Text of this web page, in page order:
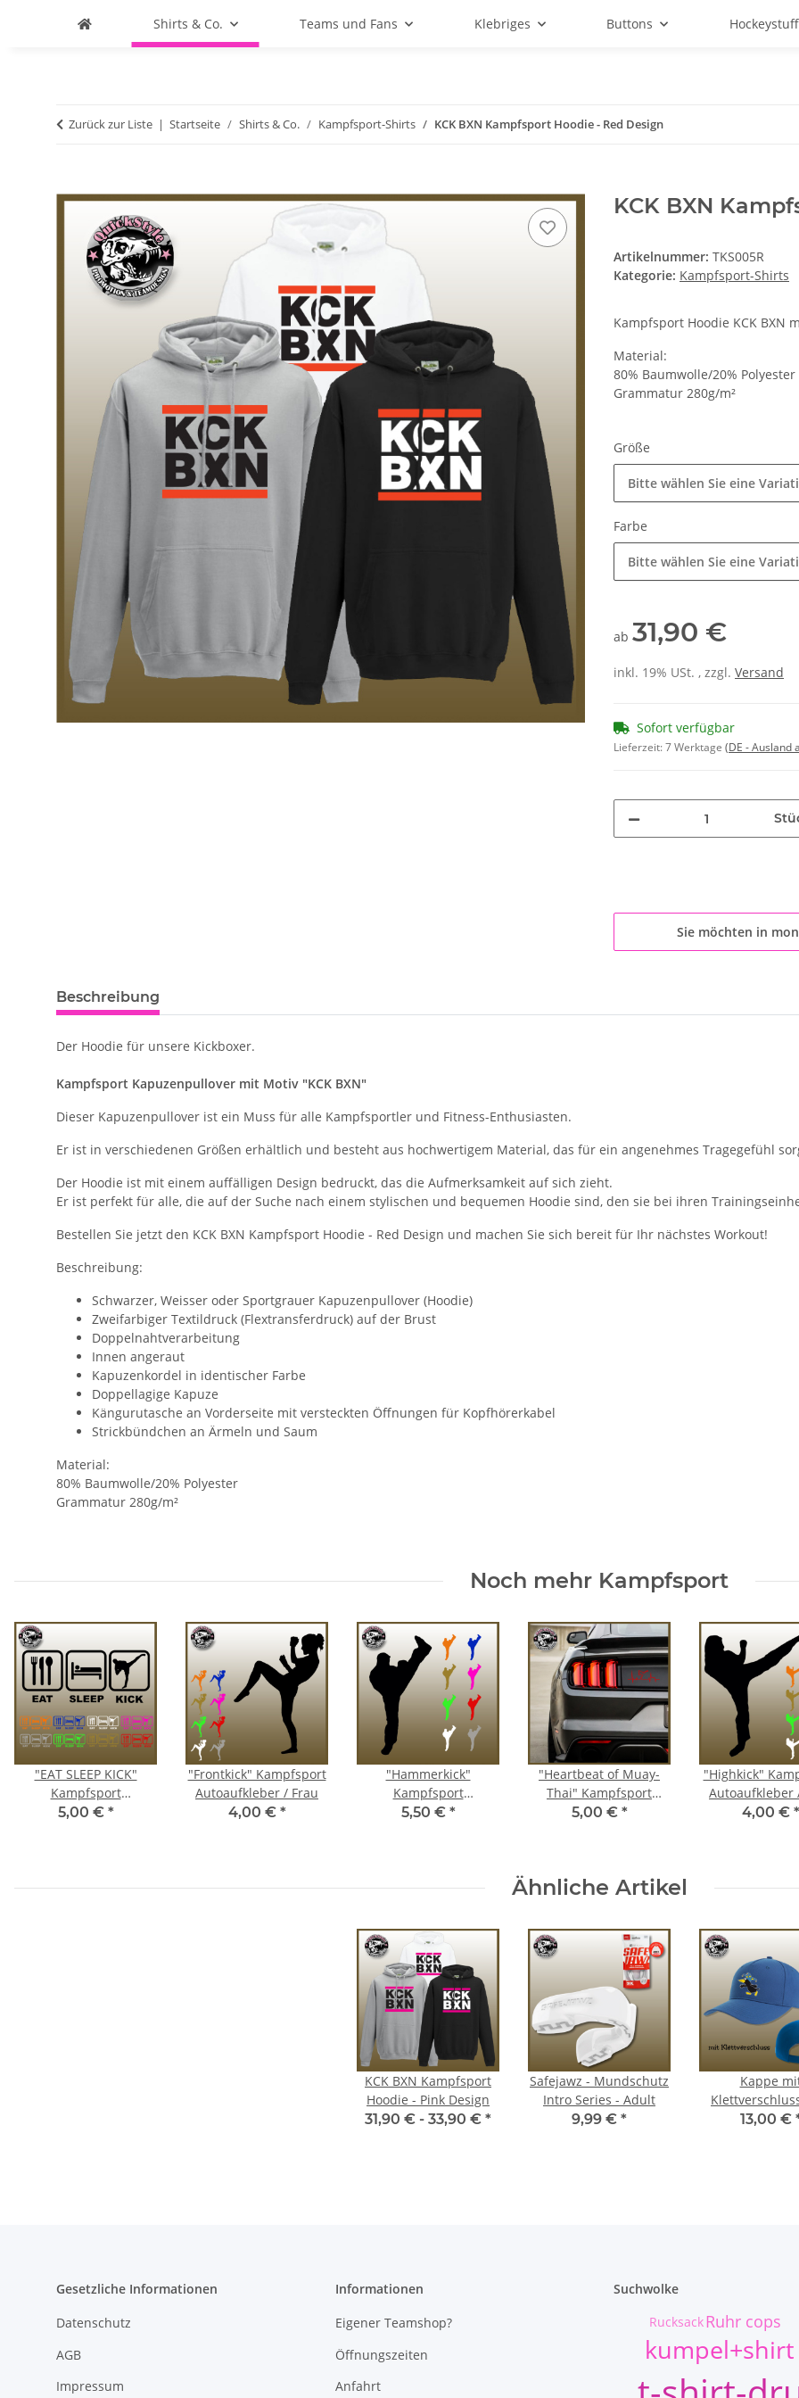
Shirts & Co. Teams und Fans Klebriges Buttons Hockeystuff
Zurück zur Liste Startseite Shirts & Co. Kampfsport-Shirts KCK BXN Kampfsport Hoodie - Red Design
KCK BXN
Artikelnummer: TKS005R
Kategorie: Kampfsport-Shirts
Kampfsport Hoodie KCK BXN
Material:
80% Baumwolle/20% Polyester
Grammatur 280g/m²
Größe
Bitte wählen Sie eine
Farbe
Bitte wählen Sie eine
ab 31,90 €
inkl. 19% USt. , zzgl. Versand
Sofort verfügbar
Lieferzeit:7 Werktage (DE - Ausland
Sie möchten in
Beschreibung
Der Hoodie für unsere Kickboxer.
Kampfsport Kapuzenpullover mit Motiv "KCK BXN"
Dieser Kapuzenpullover ist ein Muss für alle Kampfsportler und Fitness-Enthusiasten.
Er ist in verschiedenen Größen erhältlich und besteht aus hochwertigem Material, das für ein angenehmes Tragegefühl
Der Hoodie ist mit einem auffälligen Design bedruckt, das die Aufmerksamkeit auf sich zieht.
Er ist perfekt für alle, die auf der Suche nach einem stylischen und bequemen Hoodie sind, den sie bei ihren
Bestellen Sie jetzt den KCK BXN Kampfsport Hoodie - Red Design und machen Sie sich bereit für Ihr nächstes Workout!
Beschreibung:
Schwarzer, Weisser oder Sportgrauer Kapuzenpullover (Hoodie)
Zweifarbiger Textildruck (Flextransferdruck) auf der Brust
Doppelnahtverarbeitung
Innen angeraut
Kapuzenkordel in identischer Farbe
Doppellagige Kapuze
Kängurutasche an Vorderseite mit versteckten Öffnungen für Kopfhörerkabel
Strickbündchen an Ärmeln und Saum
Material:
80% Baumwolle/20% Polyester
Grammatur 280g/m²
Noch mehr Kampfsport
"EAT SLEEP KICK"
Kampfsport
Autoaufkleber
5,00 € *
"Frontkick" Kampfsport
Autoaufkleber / Frau
4,00 € *
"Hammerkick"
Kampfsport
Autoaufkleber
5,50 € *
"Heartbeat of Muay-
Thai" Kampfsport
Autoaufkleber
5,00 € *
"Highkick"
Autoaufkleber
4,00 € *
Ähnliche Artikel
KCK BXN Kampfsport
Hoodie - Pink Design
31,90 € - 33,90 € *
Safejawz - Mundschutz
Intro Series - Adult
9,99 € *
Kappe
Blau-Gelb St.
13,00 €
Gesetzliche Informationen
Datenschutz
AGB
Impressum
Informationen
Eigener Teamshop?
Öffnungszeiten
Anfahrt
Suchwolke
kumpel+shirt
Ruhr cops
Rucksack